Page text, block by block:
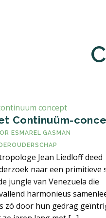
Continuüm-
ESMAREL GASMAN
Jean Liedloff deed
naar een primitieve
jungle van Venezuela die
harmonieus
zó door hun gedrag